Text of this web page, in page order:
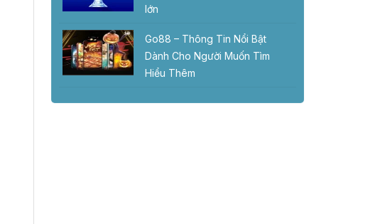
lớn
Go88 – Thông Tin Nổi Bật
Dành Cho Người Muốn Tìm
Hiểu Thêm